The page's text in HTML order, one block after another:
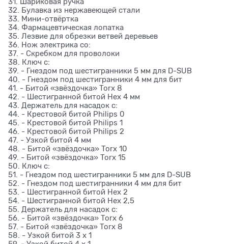
32. Булавка из нержавеющей стали
33. Мини-отвёртка
34. Фармацевтическая лопатка
35. Лезвие для обрезки ветвей деревьев
36. Нож электрика со:
37. - Скребком для проволоки
38. Ключ с:
39. - Гнездом под шестигранники 5 мм для D-SUB
40. - Гнездом под шестигранники 4 мм для бит
41. - Битой «звёздочка» Torx 8
42. - Шестигранной битой Hex 4 мм
43. Держатель для насадок с:
44. - Крестовой битой Philips 0
45. - Крестовой битой Philips 1
46. - Крестовой битой Philips 2
47. - Узкой битой 4 мм
48. - Битой «звёздочка» Torx 10
49. - Битой «звёздочка» Torx 15
50. Ключ с:
51. - Гнездом под шестигранники 5 мм для D-SUB
52. - Гнездом под шестигранники 4 мм для бит
53. - Шестигранной битой Hex 2
54. - Шестигранной битой Hex 2,5
55. Держатель для насадок с:
56. - Битой «звёздочка» Torx 6
57. - Битой «звёздочка» Torx 8
58. - Узкой битой 3 x 1